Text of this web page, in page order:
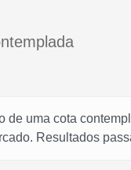
uma cota
Resultados